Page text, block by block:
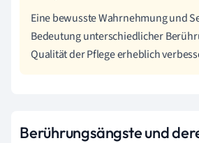
Eine bewusste Wahrnehmung und
Bedeutung unterschiedlicher
Qualität der Pflege erheblich
Berührungsängste und